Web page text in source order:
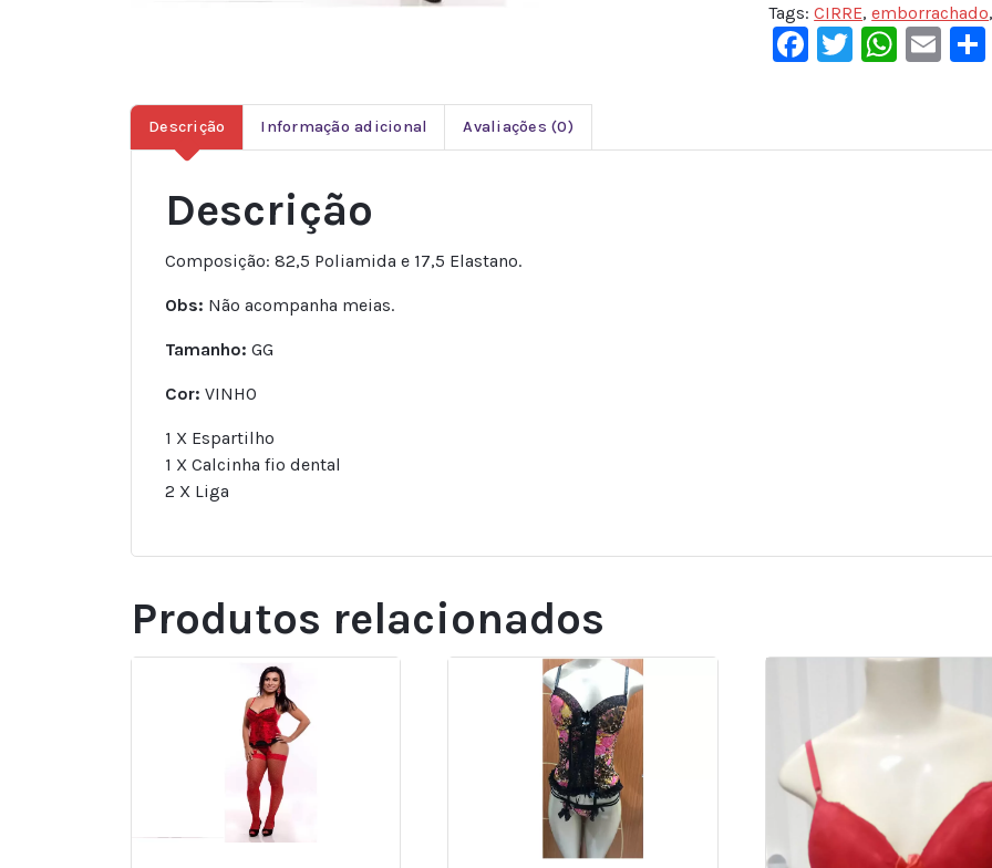
Tags:CIRRE,emborrachado,
Facebook
Twitter
Descrição Informação adicional Avaliações (0)
Descrição
Composição: 82,5 Poliamida e 17,5 Elastano.
Obs: Não acompanha meias.
Tamanho: GG
Cor: VINHO
1 X Espartilho
1 X Calcinha fio dental
2 X Liga
Produtos relacionados